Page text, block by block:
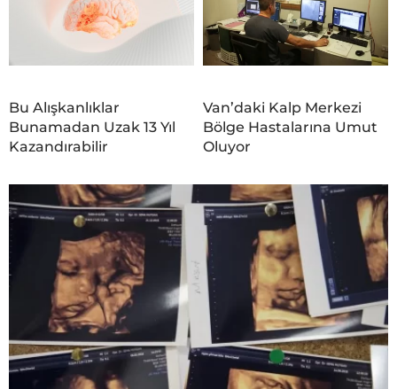
Bu Alışkanlıklar
Bunamadan Uzak 13 Yıl
Kazandırabilir
Van’daki Kalp Merkezi
Bölge Hastalarına Umut
Oluyor